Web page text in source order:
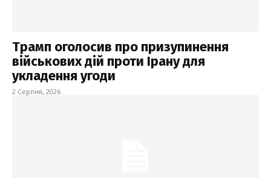
Трамп оголосив про призупинення
військових дій проти Ірану для
укладення угоди
2 Серпня, 2026